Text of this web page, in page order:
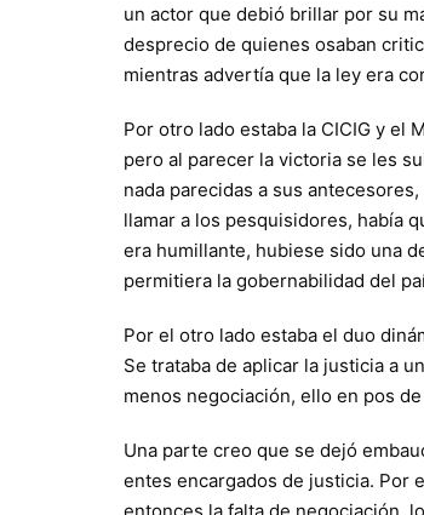
un actor que debió brillar por su
desprecio de quienes osaban
mientras advertía que la ley era
Por otro lado estaba la CICIG y el
pero al parecer la victoria se les
nada parecidas a sus
llamar a los pesquisidores, había
era humillante, hubiese sido una
permitiera la gobernabilidad del
Por el otro lado estaba el duo
Se trataba de aplicar la justicia a
menos negociación, ello en pos
Una parte creo que se dejó
entes encargados de justicia. Por